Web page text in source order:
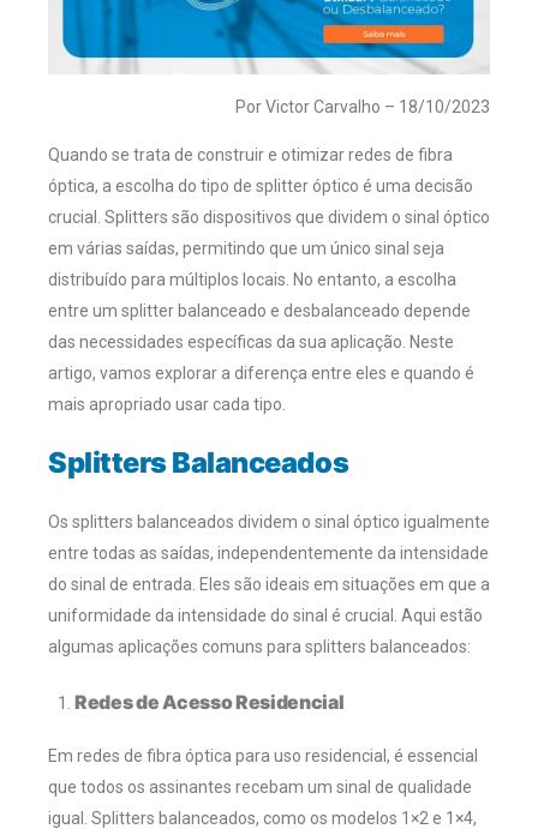
Por Victor Carvalho – 18/10/2023
Quando se trata de construir e otimizar redes de fibra
óptica, a escolha do tipo de splitter óptico é uma decisão
crucial. Splitters são dispositivos que dividem o sinal óptico
em várias saídas, permitindo que um único sinal seja
distribuído para múltiplos locais. No entanto, a escolha
entre um splitter balanceado e desbalanceado depende
das necessidades específicas da sua aplicação. Neste
artigo, vamos explorar a diferença entre eles e quando é
mais apropriado usar cada tipo.
Splitters Balanceados
Os splitters balanceados dividem o sinal óptico igualmente
entre todas as saídas, independentemente da intensidade
do sinal de entrada. Eles são ideais em situações em que a
uniformidade da intensidade do sinal é crucial. Aqui estão
algumas aplicações comuns para splitters balanceados:
Redes de Acesso Residencial
Em redes de fibra óptica para uso residencial, é essencial
que todos os assinantes recebam um sinal de qualidade
igual. Splitters balanceados, como os modelos 1×2 e 1×4,